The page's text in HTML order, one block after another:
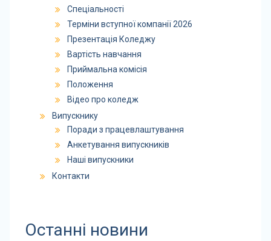
Спеціальності
Терміни вступної компанії 2026
Презентація Коледжу
Вартість навчання
Приймальна комісія
Положення
Відео про коледж
Випускнику
Поради з працевлаштування
Анкетування випускників
Наші випускники
Контакти
Останні новини